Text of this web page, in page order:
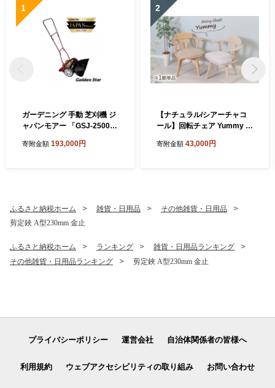
1
ガーデニング 手動 芝刈機 ジ
ャパンモアー 「GSJ-2500」
り機 芝刈り 家庭用 静音 軽量
寄附金額 193,000円
2
【ナチュラル/シアーチャコ
ール】回転チェア Yummy gr
品 椅子 チェア 家具 インテリ
寄附金額 43,000円
ふるさと納税ホーム 雑貨・日用品
その他雑貨・日用品
剪定鋏 A型230mm 金止
ふるさと納税ホーム ランキング
雑貨・日用品ランキング
その他雑貨・日用品ランキング
剪定鋏 A型230mm 金止
プライバシーポリシー 運営会社 自治体関係者の皆様へ
利用規約 ウェブアクセシビリティの取り組み お問い合わせ